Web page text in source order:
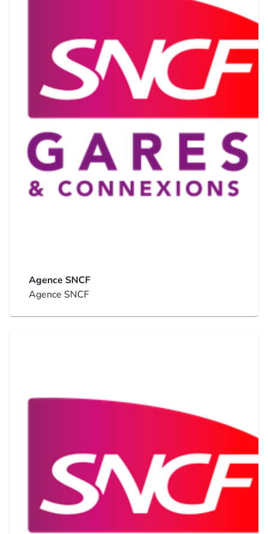
Agence SNCF
Agence SNCF